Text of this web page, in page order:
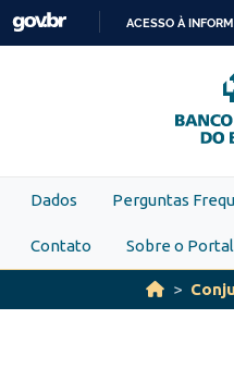
Skip to main content
ACESSO À
Dados Perguntas
Contato Sobre o Portal